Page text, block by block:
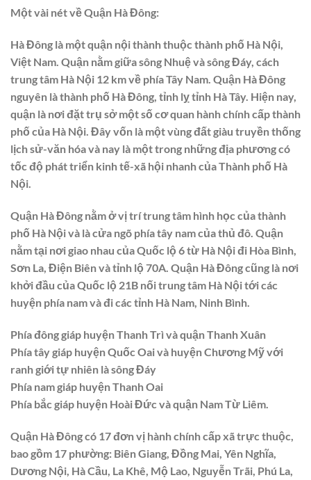
Một vài nét về Quận Hà Đông:
Hà Đông là một quận nội thành thuộc thành phố Hà Nội,
Việt Nam. Quận nằm giữa sông Nhuệ và sông Đáy, cách
trung tâm Hà Nội 12 km về phía Tây Nam. Quận Hà Đông
nguyên là thành phố Hà Đông, tỉnh lỵ tỉnh Hà Tây. Hiện nay,
quận là nơi đặt trụ sở một số cơ quan hành chính cấp thành
phố của Hà Nội. Đây vốn là một vùng đất giàu truyền thống
lịch sử-văn hóa và nay là một trong những địa phương có
tốc độ phát triển kinh tế-xã hội nhanh của Thành phố Hà
Nội.
Quận Hà Đông nằm ở vị trí trung tâm hình học của thành
phố Hà Nội và là cửa ngõ phía tây nam của thủ đô. Quận
nằm tại nơi giao nhau của Quốc lộ 6 từ Hà Nội đi Hòa Bình,
Sơn La, Điện Biên và tỉnh lộ 70A. Quận Hà Đông cũng là nơi
khởi đầu của Quốc lộ 21B nối trung tâm Hà Nội tới các
huyện phía nam và đi các tỉnh Hà Nam, Ninh Bình.
Phía đông giáp huyện Thanh Trì và quận Thanh Xuân
Phía tây giáp huyện Quốc Oai và huyện Chương Mỹ với
ranh giới tự nhiên là sông Đáy
Phía nam giáp huyện Thanh Oai
Phía bắc giáp huyện Hoài Đức và quận Nam Từ Liêm.
Quận Hà Đông có 17 đơn vị hành chính cấp xã trực thuộc,
bao gồm 17 phường: Biên Giang, Đồng Mai, Yên Nghĩa,
Dương Nội, Hà Cầu, La Khê, Mộ Lao, Nguyễn Trãi, Phú La,